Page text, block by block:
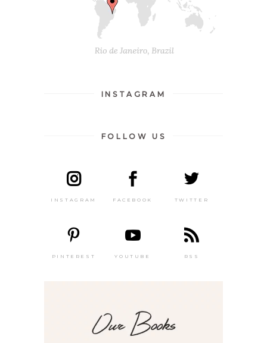
INSTAGRAM
FOLLOW US
INSTAGRAM FACEBOOK TWITTER
PINTEREST YOUTUBE RSS